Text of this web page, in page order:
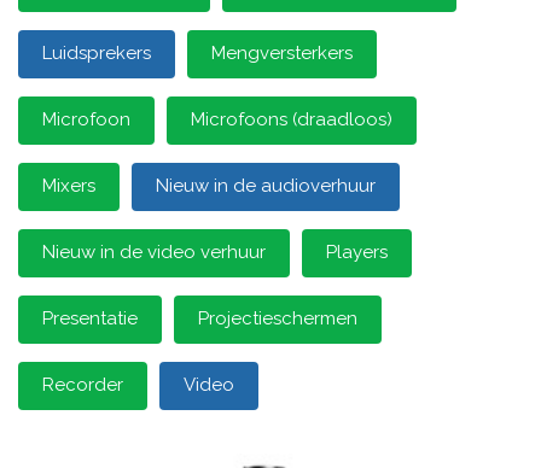
Luidsprekers Mengversterkers
Microfoon Microfoons (draadloos)
Mixers Nieuw in de audioverhuur
Nieuw in de video verhuur Players
Presentatie Projectieschermen
Recorder Video